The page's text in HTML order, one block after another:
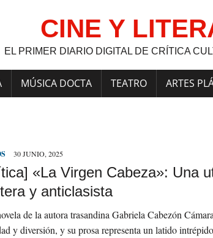
CINE Y
EL PRIMER DIARIO DIGITAL DE CRÍTICA
MÚSICA DOCTA TEATRO ARTES
30 JUNIO, 2025
«La Virgen Cabeza»: Una
y anticlasista
de la autora trasandina Gabriela Cabezón
y diversión, y su prosa representa un latido